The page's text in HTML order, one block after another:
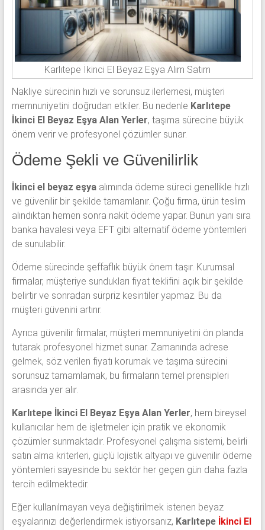
Karlıtepe İkinci El Beyaz Eşya Alım Satım
Nakliye sürecinin hızlı ve sorunsuz ilerlemesi, müşteri
memnuniyetini doğrudan etkiler. Bu nedenle Karlıtepe
İkinci El Beyaz Eşya Alan Yerler, taşıma sürecine büyük
önem verir ve profesyonel çözümler sunar.
Ödeme Şekli ve Güvenilirlik
İkinci el beyaz eşyaalımında ödeme süreci genellikle hızlı
ve güvenilir bir şekilde tamamlanır. Çoğu firma, ürün teslim
alındıktan hemen sonra nakit ödeme yapar. Bunun yanı sıra
banka havalesi veya EFT gibi alternatif ödeme yöntemleri
de sunulabilir.
Ödeme sürecinde şeffaflık büyük önem taşır. Kurumsal
firmalar, müşteriye sundukları fiyat teklifini açık bir şekilde
belirtir ve sonradan sürpriz kesintiler yapmaz. Bu da
müşteri güvenini artırır.
Ayrıca güvenilir firmalar, müşteri memnuniyetini ön planda
tutarak profesyonel hizmet sunar. Zamanında adrese
gelmek, söz verilen fiyatı korumak ve taşıma sürecini
sorunsuz tamamlamak, bu firmaların temel prensipleri
arasında yer alır.
Karlıtepe İkinci El Beyaz Eşya Alan Yerler, hem bireysel
kullanıcılar hem de işletmeler için pratik ve ekonomik
çözümler sunmaktadır. Profesyonel çalışma sistemi, belirli
satın alma kriterleri, güçlü lojistik altyapı ve güvenilir ödeme
yöntemleri sayesinde bu sektör her geçen gün daha fazla
tercih edilmektedir.
Eğer kullanılmayan veya değiştirilmek istenen beyaz
eşyalarınızı değerlendirmek istiyorsanız, Karlıtepe İkinci El